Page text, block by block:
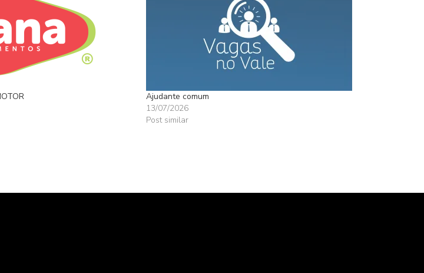
Ajudante comum
13/07/2026
Post similar